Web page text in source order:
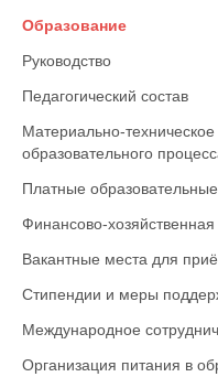
Образование
Руководство
Педагогический состав
Материально-
образовательного
Платные образовательные
Финансово-хозяйственная
Вакантные места для
Стипендии и меры
Международное
Организация питания в